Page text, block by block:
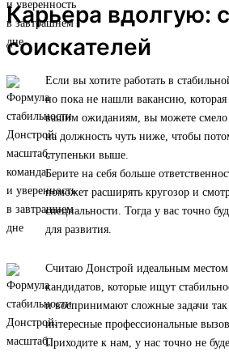
Карьера вдолгую:
соискателей
Если вы хотите работать в
но пока не нашли вакансию, которая
вашим ожиданиям, вы можете смело
на должность чуть ниже, чтобы
ступеньки выше.
Берите на себя больше
поможет расширять кругозор и
специальности. Тогда у вас точно
для развития.
Считаю Донстрой идеальным
кандидатов, которые ищут
и воспринимают сложные задачи
интересные профессиональные
Приходите к нам, у нас точно не